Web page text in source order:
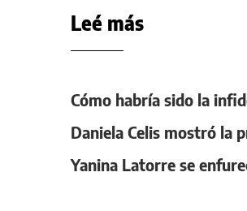
Leé más
Cómo habría sido la
Daniela Celis mostró la
Yanina Latorre se